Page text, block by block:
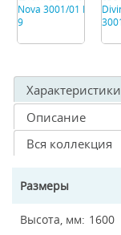
Характеристики
Описание
Вся коллекция
Размеры
Высота, мм 1600